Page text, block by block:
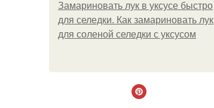
Замариновать лук в уксусе быстро
для селедки. Как замариновать лук
для соленой селедки с уксусом